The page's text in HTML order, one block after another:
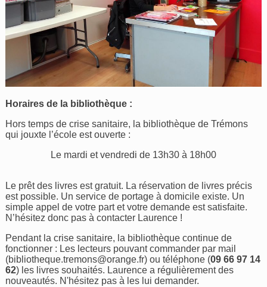
Horaires de la bibliothèque :
Hors temps de crise sanitaire, la bibliothèque de Trémons
qui jouxte l’école est ouverte :
Le mardi et vendredi de 13h30 à 18h00
Le prêt des livres est gratuit. La réservation de livres précis
est possible. Un service de portage à domicile existe. Un
simple appel de votre part et votre demande est satisfaite.
N’hésitez donc pas à contacter Laurence !
Pendant la crise sanitaire, la bibliothèque continue de
fonctionner : Les lecteurs pouvant commander par mail
(bibliotheque.tremons@orange.fr) ou téléphone (09 66 97 14
62) les livres souhaités. Laurence a régulièrement des
nouveautés. N'hésitez pas à les lui demander.